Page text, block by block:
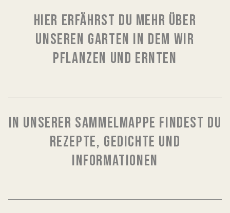
HIER ERFÄHRST DU MEHR ÜBER
UNSEREN GARTEN IN DEM WIR
PFLANZEN UND ERNTEN
IN UNSERER SAMMELMAPPE FINDEST DU
REZEPTE, GEDICHTE UND
INFORMATIONEN